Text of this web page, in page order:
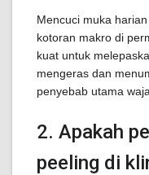
Mencuci muka
kotoran makro di
kuat untuk
mengeras dan
penyebab utama
2. Apakah
peeling di